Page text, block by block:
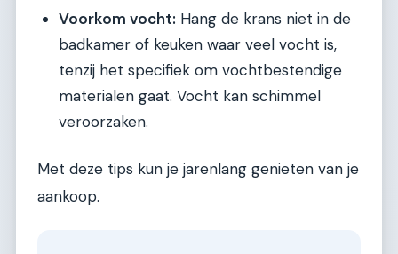
Voorkom vocht: Hang de krans niet in de
badkamer of keuken waar veel vocht is,
tenzij het specifiek om vochtbestendige
materialen gaat. Vocht kan schimmel
veroorzaken.
Met deze tips kun je jarenlang genieten van je
aankoop.